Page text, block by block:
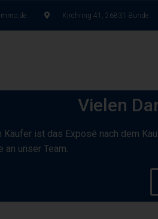
Kirchring 41, 26831 Bunde
Vielen
ist das Exposé nach dem
unser Team.